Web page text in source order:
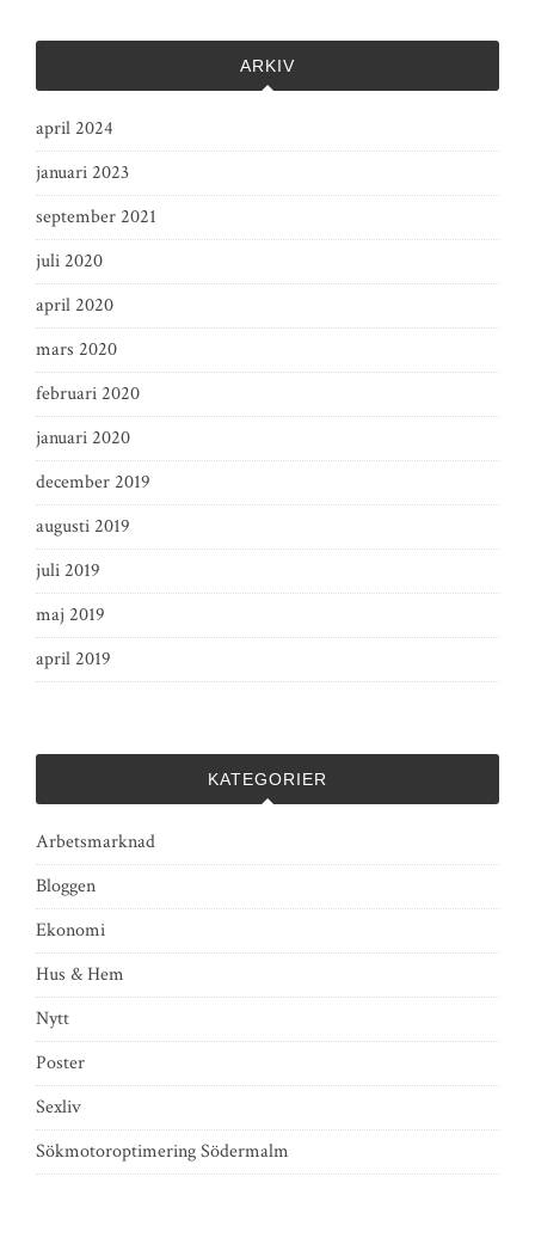
ARKIV
april 2024
januari 2023
september 2021
juli 2020
april 2020
mars 2020
februari 2020
januari 2020
december 2019
augusti 2019
juli 2019
maj 2019
april 2019
KATEGORIER
Arbetsmarknad
Bloggen
Ekonomi
Hus & Hem
Nytt
Poster
Sexliv
Sökmotoroptimering Södermalm